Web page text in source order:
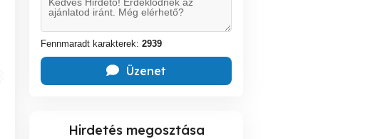
Fennmaradt karakterek: 2939
Üzenet
Hirdetés megosztása